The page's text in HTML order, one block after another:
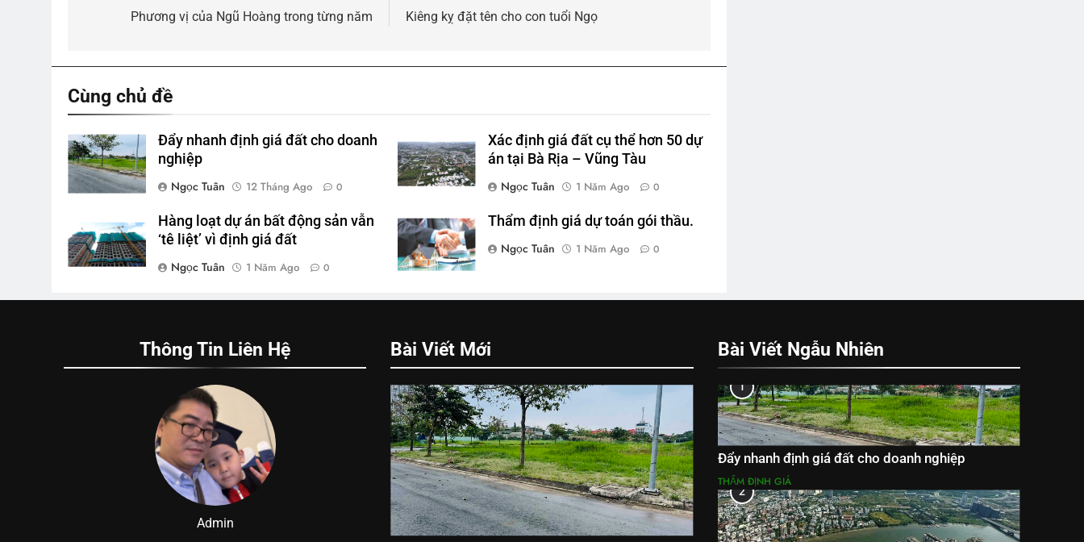
hướngPhương vị của Ngũ Hoàng trong từng năm
Kiêng kỵ đặt tên cho con tuổi Ngọ
Cùng chủ đề
Đẩy nhanh định giá đất cho doanh
nghiệp
Ngọc Tuân
12 Tháng Ago 0
Xác định giá đất cụ thể hơn 50 dự
án tại Bà Rịa – Vũng Tàu
Ngọc Tuân
1 Năm Ago 0
Hàng loạt dự án bất động sản vẫn
‘tê liệt’ vì định giá đất
Ngọc Tuân
1 Năm Ago 0
Thẩm định giá dự toán gói thầu.
Ngọc Tuân
1 Năm Ago 0
Thông Tin Liên Hệ
Admin
Bài Viết Mới Bài Viết Ngẫu Nhiên
1
Đẩy nhanh định giá đất cho doanh nghiệp
THẨM ĐỊNH GIÁ
2